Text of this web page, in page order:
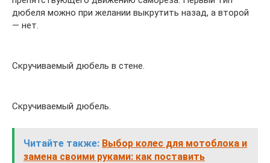
дюбеля можно при желании выкрутить назад, а второй
— нет.
Скручиваемый дюбель в стене.
Скручиваемый дюбель.
Читайте также: Выбор колес для мотоблока и
замена своими руками: как поставить